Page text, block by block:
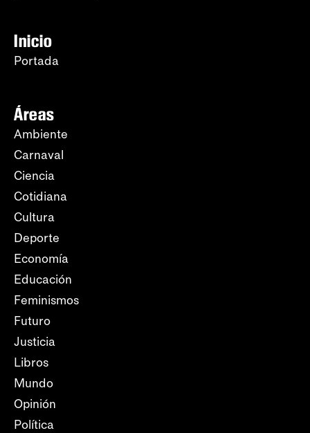
Inicio
Portada
Áreas
Ambiente
Carnaval
Ciencia
Cotidiana
Cultura
Deporte
Economía
Educación
Feminismos
Futuro
Justicia
Libros
Mundo
Opinión
Política